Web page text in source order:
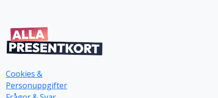
Cookies &
Personuppgifter